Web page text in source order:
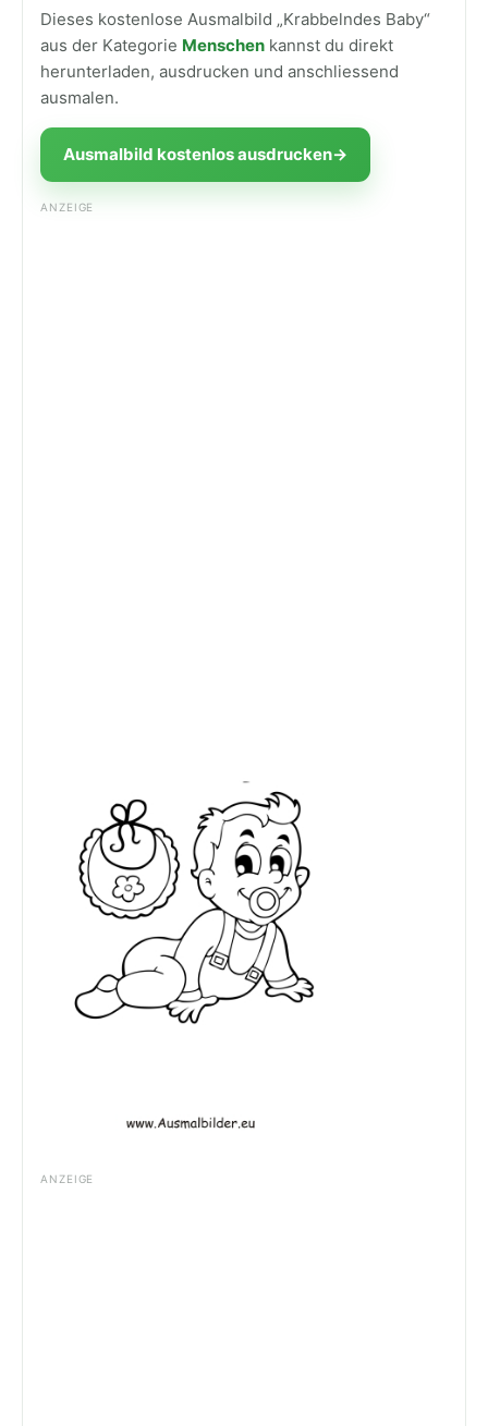
Dieses kostenlose Ausmalbild „Krabbelndes Baby“
aus der Kategorie Menschen kannst du direkt
herunterladen, ausdrucken und anschliessend
ausmalen.
Ausmalbild kostenlos ausdrucken→
ANZEIGE
ANZEIGE